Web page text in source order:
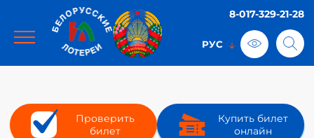
8-017-329-21-28
Проверить
билет
Купить билет
онлайн